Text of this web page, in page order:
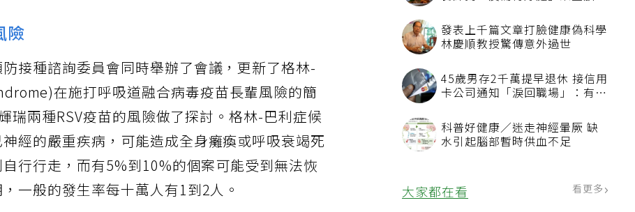
養師揭「反而有好處」某些族群
發表上千篇文章打臉健康偽科學
林慶順教授驚傳意外過世
45歲男存2千萬提早退休 接信用
卡公司通知「淚回職場」：有錢
科普好健康／迷走神經暈厥 缺
水引起腦部暫時供血不足
大家都在看
險
接種諮詢委員會同時舉辦了會議，更新了格林-
在施打呼吸道融合病毒疫苗長輩風險的簡
瑞兩種RSV疫苗的風險做了探討。格林-巴利症候
經的嚴重疾病，可能造成全身癱瘓或呼吸衰竭死
行行走，而有5%到10%的個案可能受到無法恢
一般的發生率每十萬人有1到2人。